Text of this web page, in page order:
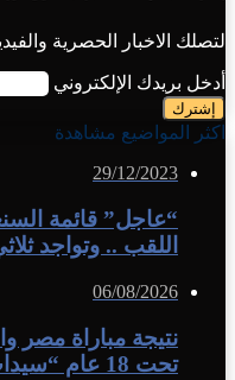
لتصلك الاخبار الحصرية
أدخل بريدك الإلكتروني
اكثر المواضيع مشاهدة
29/12/2023
“عاجل” قائمة
اللقب .. وتواجد
06/08/2026
نتيجة مباراة مصر
تحت 18 عام “سيدات”